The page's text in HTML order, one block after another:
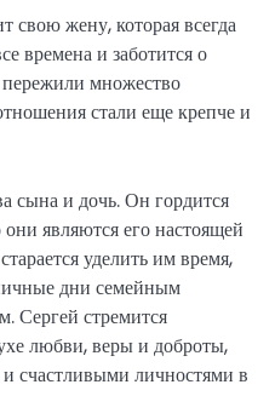
свою жену, которая всегда
времена и заботится о
множество
стали еще крепче и
сына и дочь. Он гордится
являются его настоящей
уделить им время,
дни семейным
Сергей стремится
любви, веры и доброты,
счастливыми личностями в